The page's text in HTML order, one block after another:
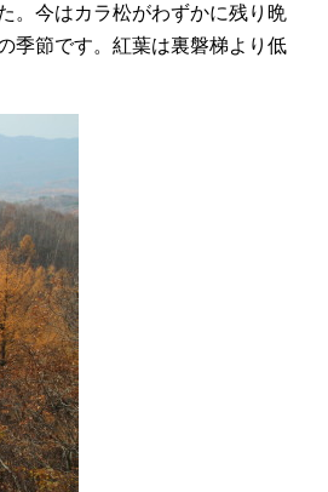
。今はカラ松がわずかに残り晩
季節です。紅葉は裏磐梯より低